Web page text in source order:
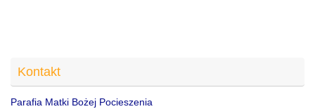
Kontakt
Parafia Matki Bożej Pocieszenia